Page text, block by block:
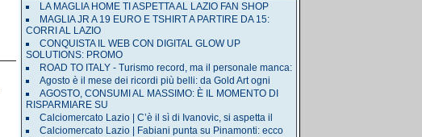
LA MAGLIA HOME TI ASPETTA AL LAZIO FAN SHOP
MAGLIA JR A 19 EURO E TSHIRT A PARTIRE DA 15:
CORRI AL LAZIO
CONQUISTA IL WEB CON DIGITAL GLOW UP
SOLUTIONS: PROMO
ROAD TO ITALY - Turismo record, ma il personale manca:
Agosto è il mese dei ricordi più belli: da Gold Art ogni
AGOSTO, CONSUMI AL MASSIMO: È IL MOMENTO DI
RISPARMIARE SU
Calciomercato Lazio | C’è il sì di Ivanovic, si aspetta il
Calciomercato Lazio | Fabiani punta su Pinamonti: ecco